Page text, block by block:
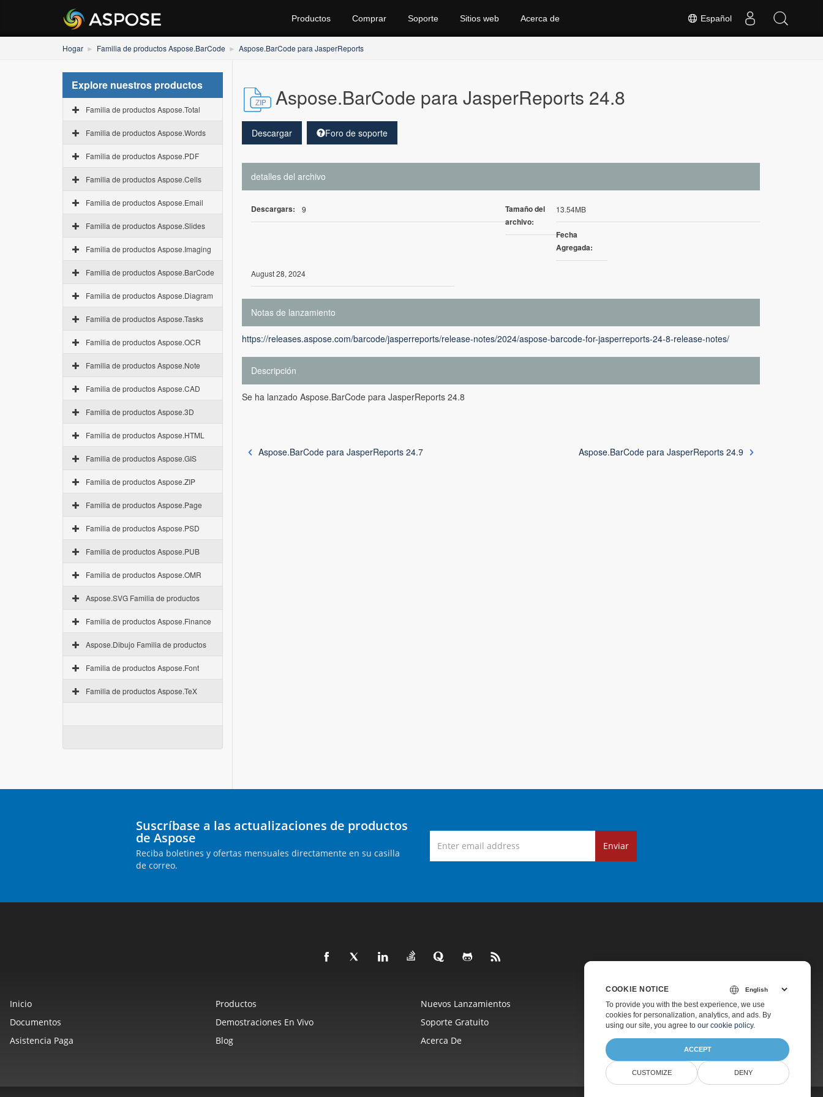
Español
Productos Comprar Soporte Sitios web Acerca de
Hogar Familia de productos Aspose.BarCode Aspose.BarCode para JasperReports
Explore nuestros productos
Familia de productos Aspose.Total
Familia de productos Aspose.Words
Familia de productos Aspose.PDF
Familia de productos Aspose.Cells
Familia de productos Aspose.Email
Familia de productos Aspose.Slides
Familia de productos Aspose.Imaging
Familia de productos Aspose.BarCode
Familia de productos Aspose.Diagram
Familia de productos Aspose.Tasks
Familia de productos Aspose.OCR
Familia de productos Aspose.Note
Familia de productos Aspose.CAD
Familia de productos Aspose.3D
Familia de productos Aspose.HTML
Familia de productos Aspose.GIS
Familia de productos Aspose.ZIP
Familia de productos Aspose.Page
Familia de productos Aspose.PSD
Familia de productos Aspose.PUB
Familia de productos Aspose.OMR
Aspose.SVG Familia de productos
Familia de productos Aspose.Finance
Aspose.Dibujo Familia de productos
Familia de productos Aspose.Font
Familia de productos Aspose.TeX
Aspose.BarCode para JasperReports 24.8
Descargar Foro de soporte
detalles del archivo
Descargars: 9
Tamaño del
archivo:
13.54MB
Fecha
Agregada:
August 28, 2024
Notas de lanzamiento
https://releases.aspose.com/barcode/jasperreports/release-notes/2024/aspose-barcode-for-jasperreports-24-8-release-notes/
Descripción
Se ha lanzado Aspose.BarCode para JasperReports 24.8
Aspose.BarCode para JasperReports 24.7 Aspose.BarCode para JasperReports 24.9
Suscríbase a las actualizaciones de productos
de Aspose
Reciba boletines y ofertas mensuales directamente en su casilla
de correo.
Enviar
Inicio Productos Nuevos Lanzamientos
Precios
Documentos
Demostraciones En Vivo Soporte Gratuito
Asesoramiento Gratuito
Asistencia Paga
Blog Acerca De
COOKIE NOTICE
To provide you with the best experience, we use
cookies for personalization, analytics, and ads. By
using our site, you agree to our cookie policy.
ACCEPT
CUSTOMIZE DENY